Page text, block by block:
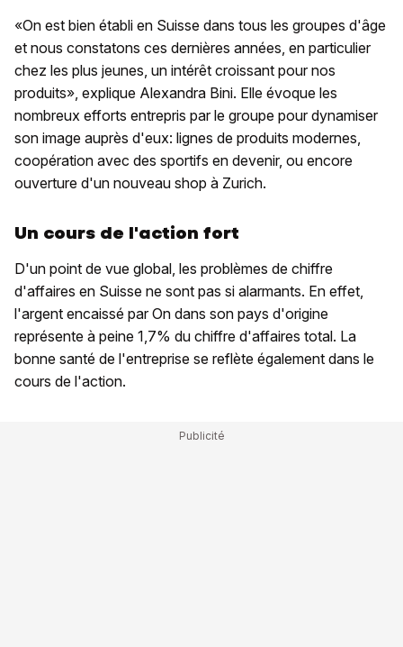
«On est bien établi en Suisse dans tous les groupes d'âge
et nous constatons ces dernières années, en particulier
chez les plus jeunes, un intérêt croissant pour nos
produits», explique Alexandra Bini. Elle évoque les
nombreux efforts entrepris par le groupe pour dynamiser
son image auprès d'eux: lignes de produits modernes,
coopération avec des sportifs en devenir, ou encore
ouverture d'un nouveau shop à Zurich.
Un cours de l'action fort
D'un point de vue global, les problèmes de chiffre
d'affaires en Suisse ne sont pas si alarmants. En effet,
l'argent encaissé par On dans son pays d'origine
représente à peine 1,7% du chiffre d'affaires total. La
bonne santé de l'entreprise se reflète également dans le
cours de l'action.